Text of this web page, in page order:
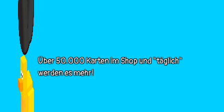
Über 50.000 Karten im Shop und "täglich"
werden es mehr!